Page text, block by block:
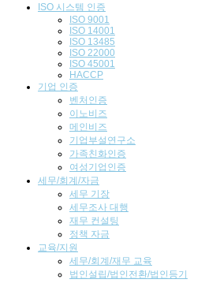
ISO 시스템 인 증
ISO 9001
ISO 14001
ISO 13485
ISO 22000
ISO 45001
HACCP
기업 인증
벤처인증
이노비즈
메인비즈
기업부설연구소
가족친화인증
여성기업인증
세무/회계/자금
세무 기장
세무조사 대행
재무 컨설팅
정책 자금
교육/지원
세무/회계/재무 교육
법인설립/법인전환/법인등기